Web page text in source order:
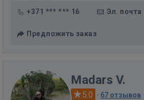
+371 *** *** 16 Эл. почта
Предложить заказ
Madars V.
5.0 · 67 отзывов